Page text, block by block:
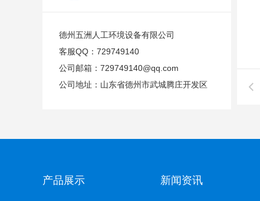
德州五洲人工环境设备有限公司
客服QQ： 729749140
公司邮箱： 729749140@qq.com
公司地址：山东省德州市武城腾庄开发区
产品展示 新闻资讯